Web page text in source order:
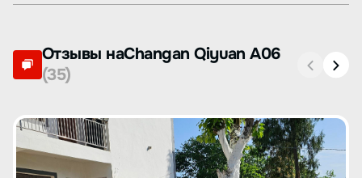
Отзывы наChangan Qiyuan A06
(35)